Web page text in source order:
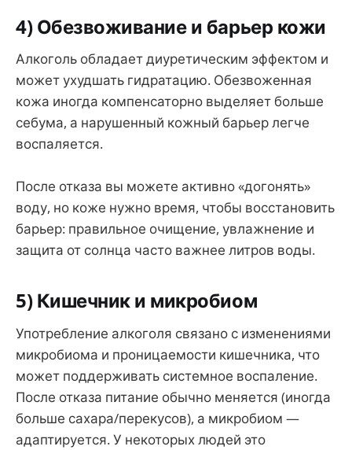
4) Обезвоживание и барьер кожи
Алкоголь обладает диуретическим эффектом и
может ухудшать гидратацию. Обезвоженная
кожа иногда компенсаторно выделяет больше
себума, а нарушенный кожный барьер легче
воспаляется.
После отказа вы можете активно «догонять»
воду, но коже нужно время, чтобы восстановить
барьер: правильное очищение, увлажнение и
защита от солнца часто важнее литров воды.
5) Кишечник и микробиом
Употребление алкоголя связано с изменениями
микробиома и проницаемости кишечника, что
может поддерживать системное воспаление.
После отказа питание обычно меняется (иногда
больше сахара/перекусов), а микробиом —
адаптируется. У некоторых людей это